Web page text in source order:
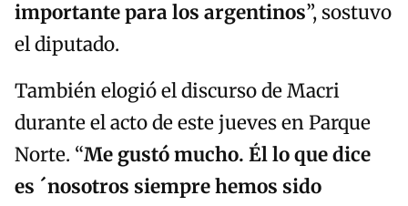
importante para los argentinos”, sostuvo
el diputado.
También elogió el discurso de Macri
durante el acto de este jueves en Parque
Norte. “Me gustó mucho. Él lo que dice
es ´nosotros siempre hemos sido